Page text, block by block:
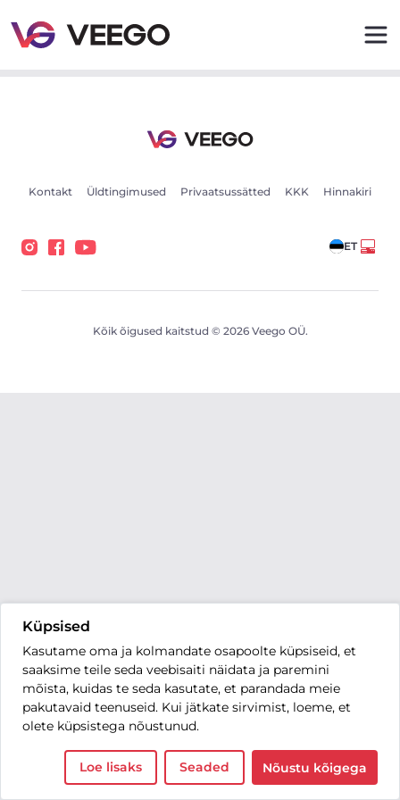
Küpsised
Kasutame oma ja kolmandate osapoolte küpsiseid, et
saaksime teile seda veebisaiti näidata ja paremini
mõista, kuidas te seda kasutate, et parandada meie
pakutavaid teenuseid. Kui jätkate sirvimist, loeme, et
olete küpsistega nõustunud.
Loe lisaks Seaded Nõustu kõigega
Kontakt Üldtingimused Privaatsussätted KKK Hinnakiri
ET
Kõik õigused kaitstud © 2026 Veego OÜ.